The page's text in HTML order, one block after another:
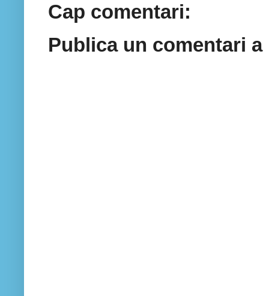
Cap comentari:
Publica un comentari a